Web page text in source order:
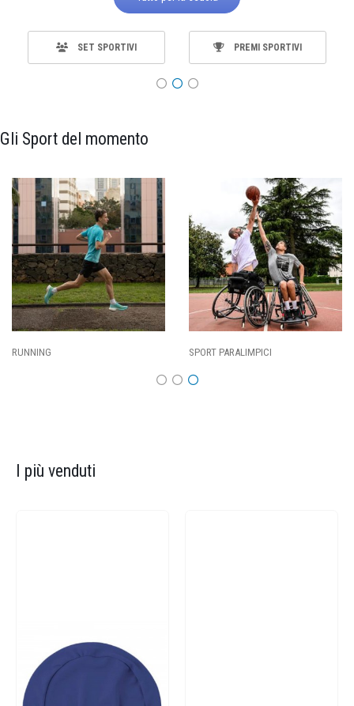
SET SPORTIVI PREMI SPORTIVI
Gli Sport del momento
SPORT PARALIMPICI
I più venduti